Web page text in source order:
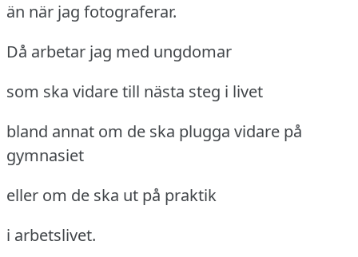
än när jag fotograferar.
Då arbetar jag med ungdomar
som ska vidare till nästa steg i livet
bland annat om de ska plugga vidare på
gymnasiet
eller om de ska ut på praktik
i arbetslivet.